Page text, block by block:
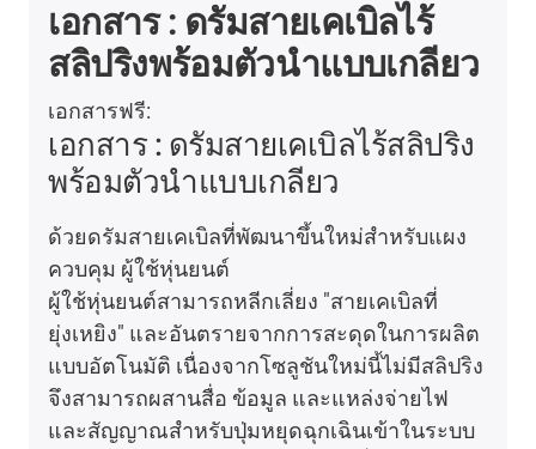
เอกสาร : ดรัมสายเคเบิลไร้
สลิปริงพร้อมตัวนำแบบเกลียว
เอกสารฟรี:
เอกสาร : ดรัมสายเคเบิลไร้สลิปริง
พร้อมตัวนำแบบเกลียว
ด้วยดรัมสายเคเบิลที่พัฒนาขึ้นใหม่สำหรับแผง
ควบคุม ผู้ใช้หุ่นยนต์
ผู้ใช้หุ่นยนต์สามารถหลีกเลี่ยง "สายเคเบิลที่
ยุ่งเหยิง" และอันตรายจากการสะดุดในการผลิต
แบบอัตโนมัติ เนื่องจากโซลูชันใหม่นี้ไม่มีสลิปริง
จึงสามารถผสานสื่อ ข้อมูล และแหล่งจ่ายไฟ
และสัญญาณสำหรับปุ่มหยุดฉุกเฉินเข้าในระบบ